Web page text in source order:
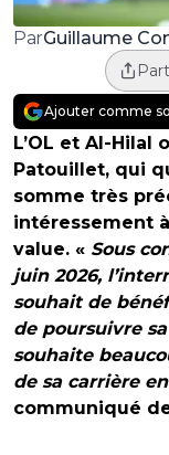
ParGuillaume
Ajouter comme
L’OL et Al-
Patouillet, qui
somme très
intéressement
value. « Sous
juin 2026,
souhait de
de poursuivre
souhaite
de sa carrière
communiqué